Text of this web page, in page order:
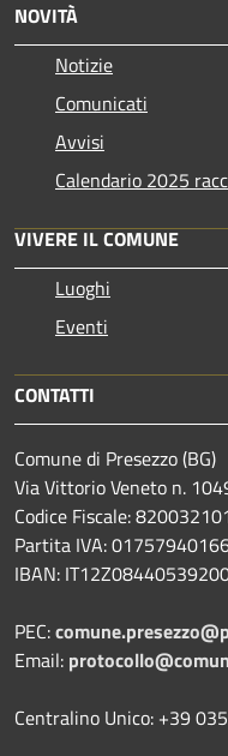
NOVITÀ
Notizie
Comunicati
Avvisi
Calendario 2025
VIVERE IL COMUNE
Luoghi
Eventi
CONTATTI
Comune di Presezzo (BG)
Via Vittorio Veneto n.
Codice Fiscale:
Partita IVA:
IBAN:
PEC:
Email:
Centralino Unico: +39